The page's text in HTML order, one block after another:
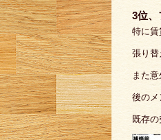
3位、
特に賃
張り替
また
後のメ
既存